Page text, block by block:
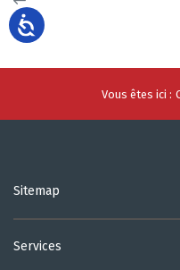
Vous êtes ici :
Sitemap
Services